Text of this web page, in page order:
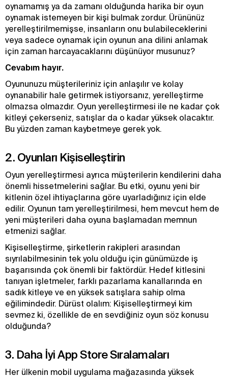
oynamamış ya da zamanı olduğunda harika bir oyun
oynamak istemeyen bir kişi bulmak zordur. Ürününüz
yerelleştirilmemişse, insanların onu bulabileceklerini
veya sadece oynamak için oyunun ana dilini anlamak
için zaman harcayacaklarını düşünüyor musunuz?
Cevabım hayır.
Oyununuzu müşterileriniz için anlaşılır ve kolay
oynanabilir hale getirmek istiyorsanız, yerelleştirme
olmazsa olmazdır. Oyun yerelleştirmesi ile ne kadar çok
kitleyi çekerseniz, satışlar da o kadar yüksek olacaktır.
Bu yüzden zaman kaybetmeye gerek yok.
2. Oyunları Kişiselleştirin
Oyun yerelleştirmesi ayrıca müşterilerin kendilerini daha
önemli hissetmelerini sağlar. Bu etki, oyunu yeni bir
kitlenin özel ihtiyaçlarına göre uyarladığınız için elde
edilir. Oyunun tam yerelleştirilmesi, hem mevcut hem de
yeni müşterileri daha oyuna başlamadan memnun
etmenizi sağlar.
Kişiselleştirme, şirketlerin rakipleri arasından
sıyrılabilmesinin tek yolu olduğu için günümüzde iş
başarısında çok önemli bir faktördür. Hedef kitlesini
tanıyan işletmeler, farklı pazarlama kanallarında en
sadık kitleye ve en yüksek satışlara sahip olma
eğilimindedir. Dürüst olalım: Kişiselleştirmeyi kim
sevmez ki, özellikle de en sevdiğiniz oyun söz konusu
olduğunda?
3. Daha İyi App Store Sıralamaları
Her ülkenin mobil uygulama mağazasında yüksek